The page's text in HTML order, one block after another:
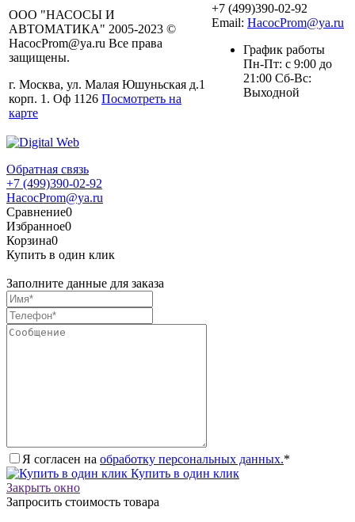
ООО "НАСОСЫ И
АВТОМАТИКА" 2005-2023 ©
HacocProm@ya.ru Все права
защищены.
г. Москва, ул. Малая Юшуньская д.1
корп. 1. Оф 1126 Посмотреть на
карте
+7 (499)390-02-92
Email: HacocProm@ya.ru
График работы
Пн-Пт: с 9:00 до
21:00 Сб-Вс:
Выходной
Обратная связь
+7 (499)390-02-92
HacocProm@ya.ru
Сравнение0
Избранное0
Корзина0
Купить в один клик
Заполните данные для заказа
Я согласен на обработку персональных данных.*
Купить в один клик
Закрыть окно
Запросить стоимость товара